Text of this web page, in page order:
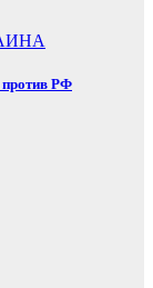
против РФ